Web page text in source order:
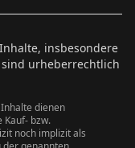
Inhalte, insbesondere
sind urheberrechtlich
dienen
bzw.
noch implizit als